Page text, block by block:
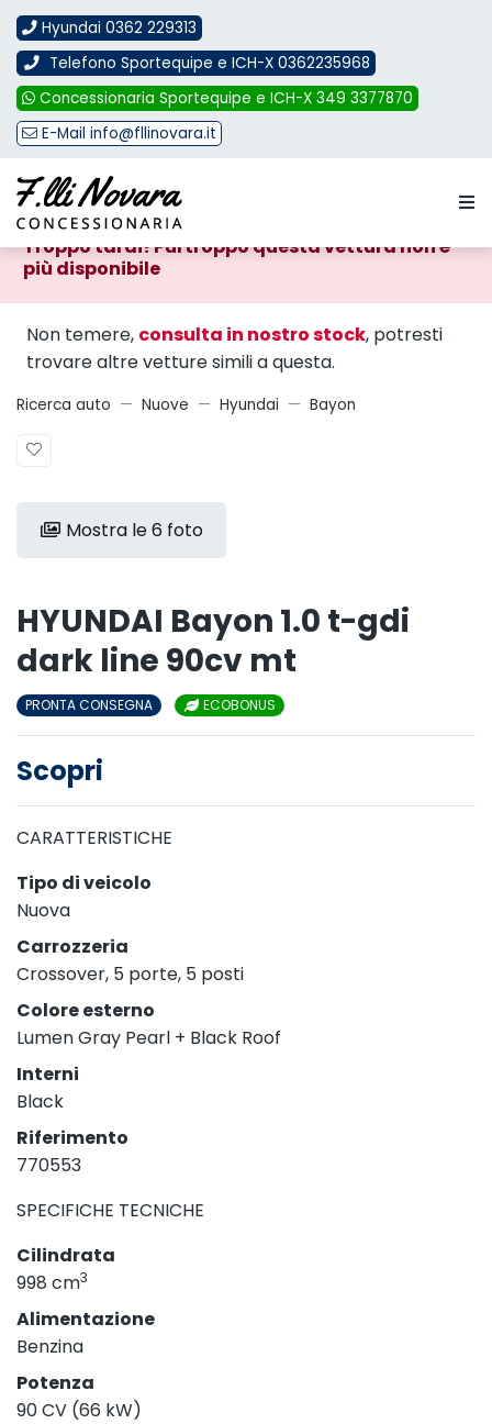
Hyundai 0362 229313
Telefono Sportequipe e ICH-X 0362235968
Concessionaria Sportequipe e ICH-X 349 3377870
E-Mail info@fllinovara.it
Troppo tardi! Purtroppo questa vettura non è
più disponibile
Non temere, consulta in nostro stock, potresti
trovare altre vetture simili a questa.
Ricerca auto Nuove Hyundai Bayon
Mostra le 6 foto
HYUNDAI Bayon 1.0 t-gdi
dark line 90cv mt
PRONTA CONSEGNA ECOBONUS
Scopri
CARATTERISTICHE
Tipo di veicolo
Nuova
Carrozzeria
Crossover, 5 porte, 5 posti
Colore esterno
Lumen Gray Pearl + Black Roof
Interni
Black
Riferimento
770553
SPECIFICHE TECNICHE
Cilindrata
998 cm3
Alimentazione
Benzina
Potenza
90 CV (66 kW)